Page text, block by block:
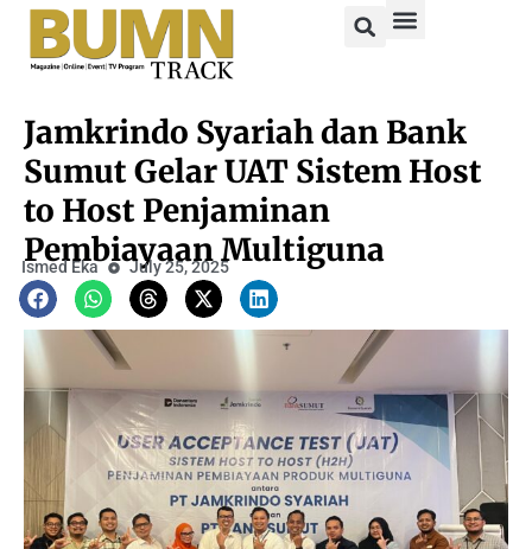
Jamkrindo Syariah dan Bank
Sumut Gelar UAT Sistem Host
to Host Penjaminan
Pembiayaan Multiguna
Ismed Eka July 25, 2025